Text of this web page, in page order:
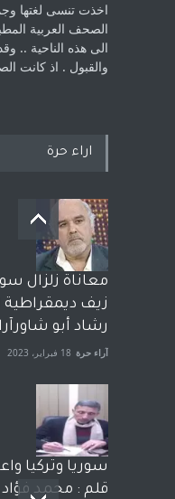
اخذت ‏تنسى لغتها
الصحف العربية
الى هذه الناحية ..
والقبول . اذ كانت
اراء حرة
معاناة زلزال
زيف ديمقراطية
رشاد أبو
آراء حرة 18 فبراير، 2023
سوريا وتركيا
قلم : محمد فؤاد